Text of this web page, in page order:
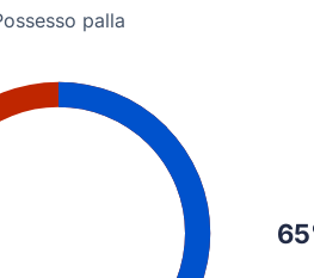
stato Rasmus Hojlund ad effettuare
palla